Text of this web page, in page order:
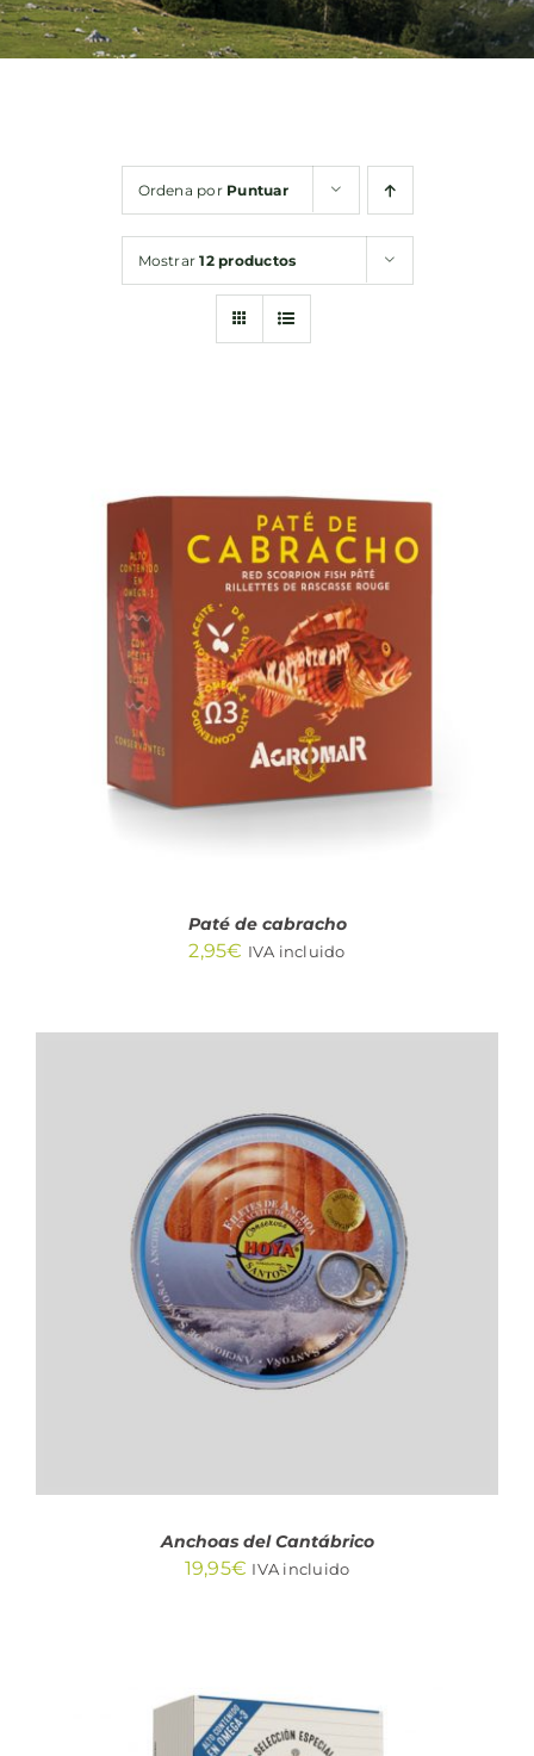
Bebidas
Ordena por Puntuar
Mostrar12 productos
AÑADIR AL CARRITO
/
DETALLES
Paté de cabracho
2,95€ IVA incluido
AÑADIR AL CARRITO
/
DETALLES
Anchoas del Cantábrico
19,95€ IVA incluido